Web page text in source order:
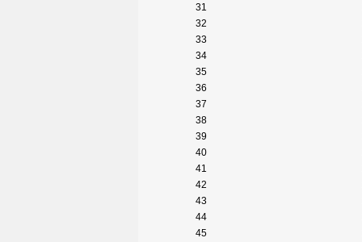
31
32
33
34
35
36
37
38
39
40
41
42
43
44
45